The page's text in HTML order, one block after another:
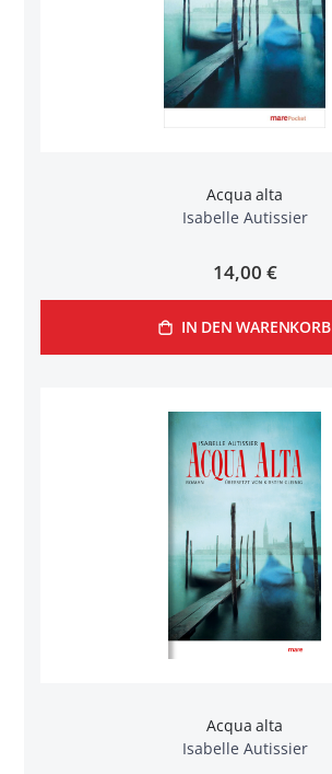
Acqua alta
Isabelle Autissier
14,00 €
IN DEN WARENKORB
Acqua alta
Isabelle Autissier